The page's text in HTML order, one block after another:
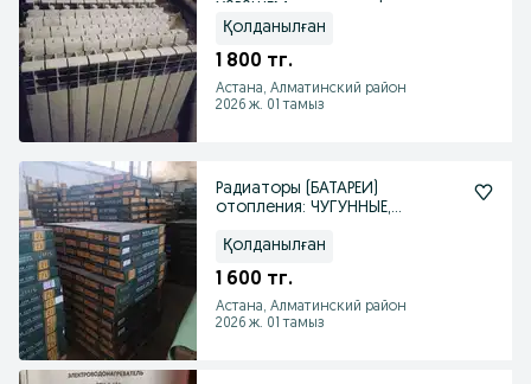
Қолданылған
1 800 тг.
Астана, Алматинский район
2026 ж. 01 тамыз
Радиаторы (БАТАРЕИ)
отопления: ЧУГУННЫЕ,
биметаллические
Қолданылған
1 600 тг.
Астана, Алматинский район
2026 ж. 01 тамыз